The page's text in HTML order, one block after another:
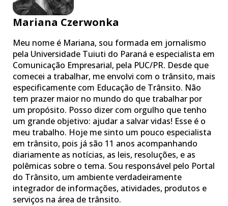
Mariana Czerwonka
Meu nome é Mariana, sou formada em jornalismo
pela Universidade Tuiuti do Paraná e especialista em
Comunicação Empresarial, pela PUC/PR. Desde que
comecei a trabalhar, me envolvi com o trânsito, mais
especificamente com Educação de Trânsito. Não
tem prazer maior no mundo do que trabalhar por
um propósito. Posso dizer com orgulho que tenho
um grande objetivo: ajudar a salvar vidas! Esse é o
meu trabalho. Hoje me sinto um pouco especialista
em trânsito, pois já são 11 anos acompanhando
diariamente as notícias, as leis, resoluções, e as
polêmicas sobre o tema. Sou responsável pelo Portal
do Trânsito, um ambiente verdadeiramente
integrador de informações, atividades, produtos e
serviços na área de trânsito.